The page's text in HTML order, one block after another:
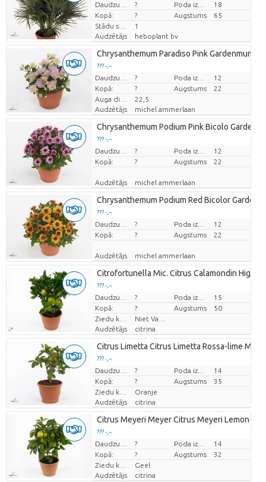
Cena par vienību
?
18
Kopā:
? Augstums
65
Stādu skaits/pods
1
Audzētājs
heboplant bv
Chrysanthemum Paradiso Pink
??? -,--
Cena par vienību
?
12
Kopā:
? Augstums
22
22,5
Audzētājs
michel ammerlaan
Chrysanthemum Podium Pink Bicolo
??? -,--
Cena par vienību
?
12
Kopā:
? Augstums 22
Audzētājs michel ammerlaan
Chrysanthemum Podium Red Bicolor
??? -,--
Cena par vienību
?
12
Kopā:
? Augstums 22
Audzētājs michel ammerlaan
Citrofortunella Mic. Citrus Calamondin High-
??? -,--
Cena par vienību
?
15
Kopā:
? Augstums
50
Ziedu krāsas
Audzētājs
citrina
Citrus Limetta Citrus Limetta Rossa-lime
??? -,--
Cena par vienību
?
14
Kopā:
? Augstums
35
Ziedu krāsas
Oranje
Audzētājs
citrina
Citrus Meyeri Meyer Citrus Meyeri Lemon
??? -,--
Cena par vienību
?
14
Kopā:
? Augstums
32
Ziedu krāsas
Geel
Audzētājs
citrina